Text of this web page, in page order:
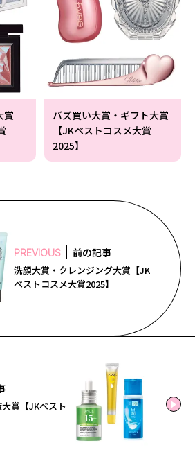
賞
バズ買い大賞・ギフト大賞
【JKベストコスメ大賞
2025】
PREVIOUS 前の記事
洗顔大賞・クレンジング大賞【JK
ベストコスメ大賞2025】
賞【JKベスト